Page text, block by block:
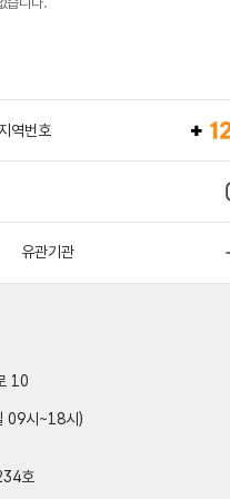
지역번호
유관기관
10
09시~18시)
호